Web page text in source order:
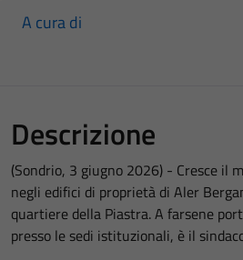
A cura di
Descrizione
(Sondrio, 3 giugno 2026) - Cresce il
negli edifici di proprietà di Aler
quartiere della Piastra. A farsene
presso le sedi istituzionali, è il